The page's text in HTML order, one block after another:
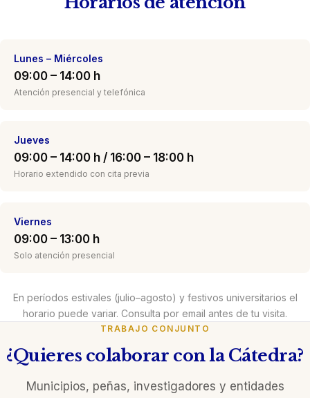
Lunes – Miércoles
09:00 – 14:00 h
Atención presencial y telefónica
Jueves
09:00 – 14:00 h / 16:00 – 18:00 h
Horario extendido con cita previa
Viernes
09:00 – 13:00 h
Solo atención presencial
En períodos estivales (julio–agosto) y festivos universitarios el
horario puede variar. Consulta por email antes de tu visita.
TRABAJO CONJUNTO
¿Quieres colaborar con la Cátedra?
Municipios, peñas, investigadores y entidades